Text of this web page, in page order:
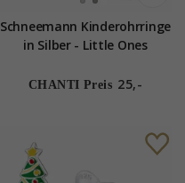
Schneemann Kinderohrringe
in Silber - Little Ones
CHANTI Preis 25,-